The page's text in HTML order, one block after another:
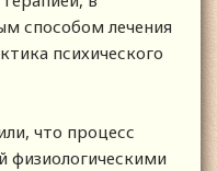
способом лечения
психического
что процесс
физиологическими